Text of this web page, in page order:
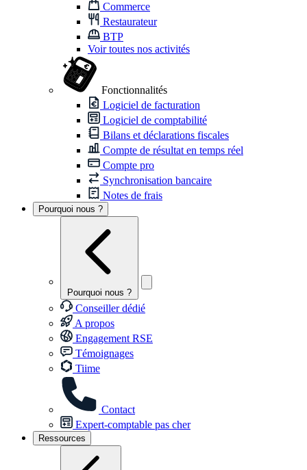
Commerce
Restaurateur
BTP
Voir toutes nos activités
Fonctionnalités
Logiciel de facturation
Logiciel de comptabilité
Bilans et déclarations fiscales
Compte de résultat en temps réel
Compte pro
Synchronisation bancaire
Notes de frais
Pourquoi nous ?
Pourquoi nous ?
Conseiller dédié
A propos
Engagement RSE
Témoignages
Tiime
Contact
Expert-comptable pas cher
Ressources